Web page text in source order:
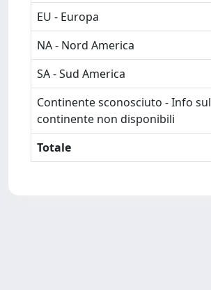
EU - Europa
NA - Nord America
SA - Sud America
Continente sconosciuto - Info sul
continente non disponibili
Totale